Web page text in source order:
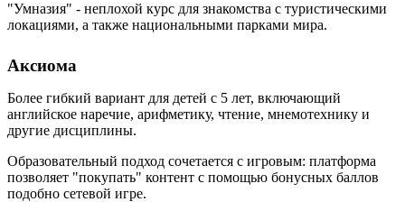
"Умназия" - неплохой курс для знакомства с туристическими
локациями, а также национальными парками мира.
Аксиома
Более гибкий вариант для детей с 5 лет, включающий
английское наречие, арифметику, чтение, мнемотехнику и
другие дисциплины.
Образовательный подход сочетается с игровым: платформа
позволяет "покупать" контент с помощью бонусных баллов
подобно сетевой игре.